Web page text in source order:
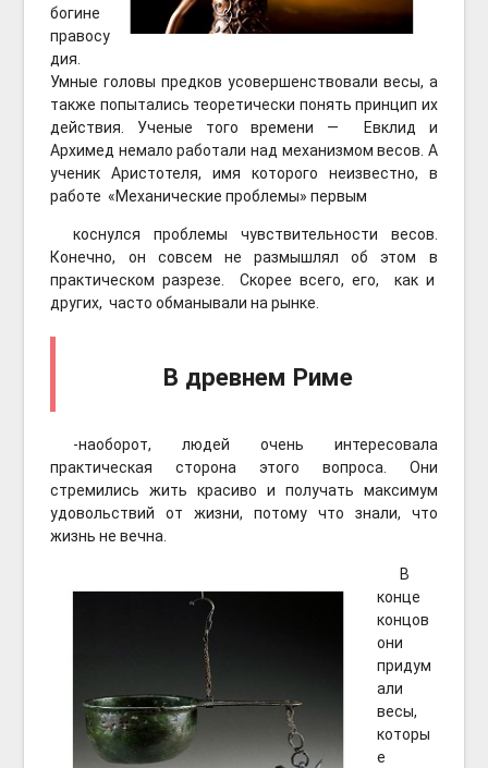
богине
правосу
дия.
Умные головы предков усовершенствовали весы, а
также попытались теоретически понять принцип их
действия. Ученые того времени — Евклид и
Архимед немало работали над механизмом весов. А
ученик Аристотеля, имя которого неизвестно, в
работе «Механические проблемы» первым
коснулся проблемы чувствительности весов.
Конечно, он совсем не размышлял об этом в
практическом разрезе. Скорее всего, его, как и
других, часто обманывали на рынке.
В древнем Риме
-наоборот, людей очень интересовала
практическая сторона этого вопроса. Они
стремились жить красиво и получать максимум
удовольствий от жизни, потому что знали, что
жизнь не вечна.
В
конце
концов
они
придум
али
весы,
которы
е